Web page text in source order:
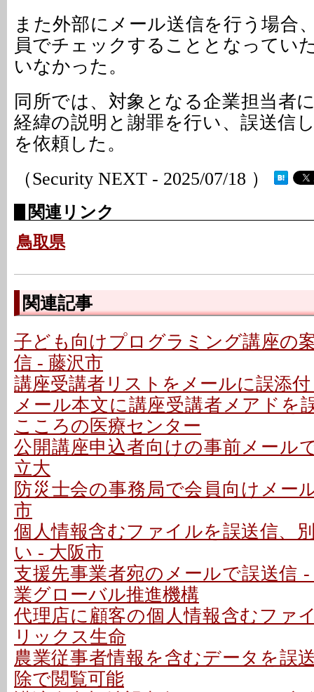
また外部にメール送信を行う場合
員でチェックすることとなってい
いなかった。
同所では、対象となる企業担当者
経緯の説明と謝罪を行い、誤送信
を依頼した。
（Security NEXT - 2025/07/18 ）
関連リンク
鳥取県
関連記事
子ども向けプログラミング講座の
信 - 藤沢市
講座受講者リストをメールに誤添
メール本文に講座受講者メアドを
こころの医療センター
公開講座申込者向けの事前メール
立大
防災士会の事務局で会員向けメー
市
個人情報含むファイルを誤送信、
い - 大阪市
支援先事業者宛のメールで誤送信
業グローバル推進機構
代理店に顧客の個人情報含むファ
リックス生命
農業従事者情報を含むデータを誤
除で閲覧可能